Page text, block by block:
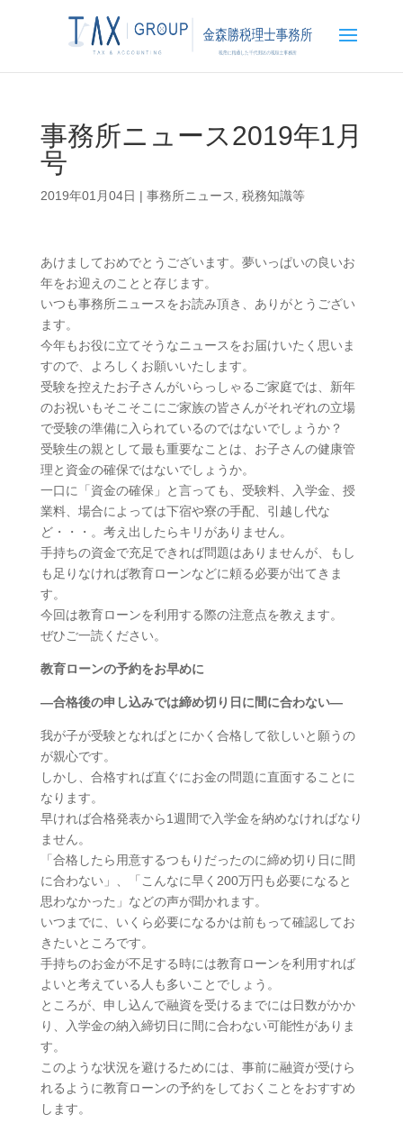
事務所ニュース2019年1月
号
2019年01月04日 | 事務所ニュース 税務知識等
あけましておめでとうございます。夢いっぱいの良いお
年をお迎えのことと存じます。
いつも事務所ニュースをお読み頂き、ありがとうござい
ます。
今年もお役に立てそうなニュースをお届けいたく思いま
すので、よろしくお願いいたします。
受験を控えたお子さんがいらっしゃるご家庭では、新年
のお祝いもそこそこにご家族の皆さんがそれぞれの立場
で受験の準備に入られているのではないでしょうか？
受験生の親として最も重要なことは、お子さんの健康管
理と資金の確保ではないでしょうか。
一口に「資金の確保」と言っても、受験料、入学金、授
業料、場合によっては下宿や寮の手配、引越し代な
ど・・・。考え出したらキリがありません。
手持ちの資金で充足できれば問題はありませんが、もし
も足りなければ教育ローンなどに頼る必要が出てきま
す。
今回は教育ローンを利用する際の注意点を教えます。
ぜひご一読ください。
教育ローンの予約をお早めに
―合格後の申し込みでは締め切り日に間に合わない―
我が子が受験となればとにかく合格して欲しいと願うの
が親心です。
しかし、合格すれば直ぐにお金の問題に直面することに
なります。
早ければ合格発表から1週間で入学金を納めなければなり
ません。
「合格したら用意するつもりだったのに締め切り日に間
に合わない」、「こんなに早く200万円も必要になると
思わなかった」などの声が聞かれます。
いつまでに、いくら必要になるかは前もって確認してお
きたいところです。
手持ちのお金が不足する時には教育ローンを利用すれば
よいと考えている人も多いことでしょう。
ところが、申し込んで融資を受けるまでには日数がかか
り、入学金の納入締切日に間に合わない可能性がありま
す。
このような状況を避けるためには、事前に融資が受けら
れるように教育ローンの予約をしておくことをおすすめ
します。